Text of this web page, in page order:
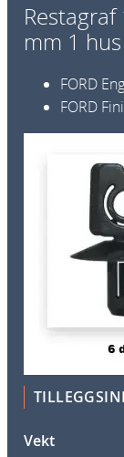
r
a
e
t
t
a
t
mm 1 hus
FORD
FORD
Vekt